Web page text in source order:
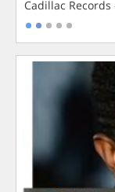
Cadillac Records